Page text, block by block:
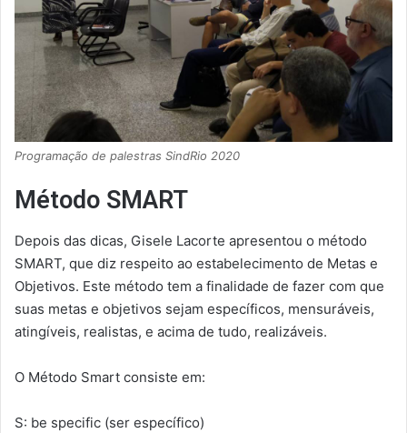
Programação de palestras SindRio 2020
Método SMART
Depois das dicas, Gisele Lacorte apresentou o método
SMART, que diz respeito ao estabelecimento de Metas e
Objetivos. Este método tem a finalidade de fazer com que
suas metas e objetivos sejam específicos, mensuráveis,
atingíveis, realistas, e acima de tudo, realizáveis.
O Método Smart consiste em:
S: be specific (ser específico)